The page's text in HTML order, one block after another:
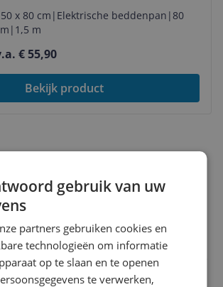
x 80 cm | Elektrische beddenpan |80
| 1,5 m
€ 55,90
Bekijk product
reviews geschreven
in bezit en wil je graag je mening
hieronder met het schrijven van je
van de details duurt het schrijven
tussen de 3 en 10 minuten.
help je andere bezoekers een betere
maak je iedere maand kans op
gebruik van uw
partners gebruiken cookies en
technologieën om informatie
op te slaan en te openen
te verwerken,